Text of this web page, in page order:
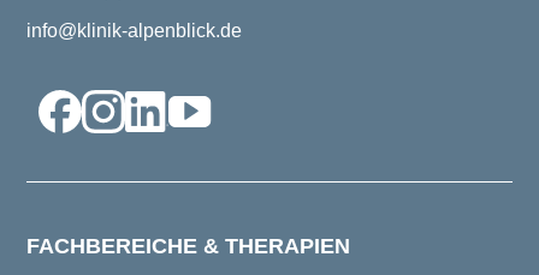
info@klinik-alpenblick.de
FACHBEREICHE & THERAPIEN